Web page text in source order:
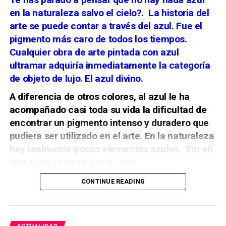
para la música: las cajas de órgano de la
parroquia matriz de San Juan Bautista de
Marchena”,Archivo Español de Arte, CSIC, 2013.
Manuel Clavijo Andújar, “Proyecto de rejas
para la parroquia de San Miguel de Morón de la
Frontera”,Laboratorio de Arte
Sevilla, 1991.
La Cabalgata Histórica organizada por la Asociación
Cultural Zegrí reconstruye aquel episodio. El bando
cristiano parte por el centro de Málaga, mientras la
representación de las autoridades musulmanas
desciende desde la Alcazaba. Ambos cortejos se
encuentran en la plaza de la Aduana, donde se
escenifica la entrega de las llaves de la ciudad.
en la naturaleza salvo el cielo?. La historia del
arte se puede contar a través del azul. Fue el
pigmento más caro de todos los tiempos.
Cualquier obra de arte pintada con azul
ultramar adquiría inmediatamente la categoría
de objeto de lujo. El azul divino.
A diferencia de otros colores, al azul le ha
acompañado casi toda su vida la dificultad de
encontrar un pigmento intenso y duradero que
pudiera ser utilizado en el arte. En la naturaleza
hay realmente pocos elementos azules. Em eñ
CONTINUE READING